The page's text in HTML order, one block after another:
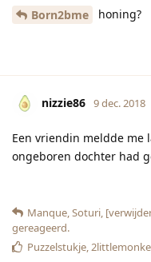
Born2bme honing?
nizzie86 9 dec. 2018
Een vriendin meldde me
ongeboren dochter had
Manque,Soturi,
gereageerd.
Puzzelstukje,